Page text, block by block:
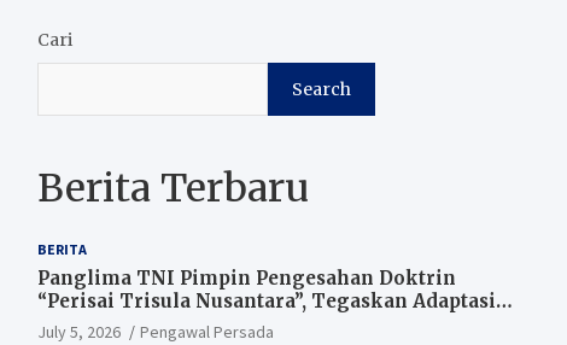
Cari
Search
Berita Terbaru
BERITA
Panglima TNI Pimpin Pengesahan Doktrin
“Perisai Trisula Nusantara”, Tegaskan Adaptasi
TNI Hadapi Perang Modern
July 5, 2026 Pengawal Persada